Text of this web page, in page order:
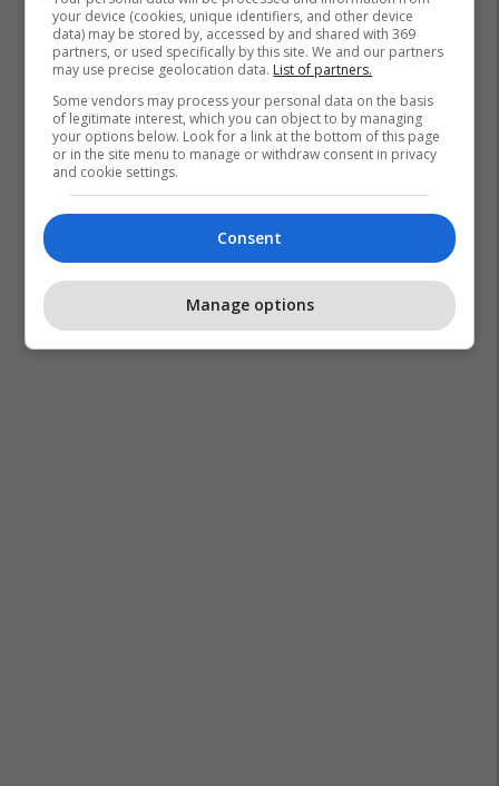
your device (cookies, unique identifiers, and other device
data) may be stored by, accessed by and shared with 369
partners, or used specifically by this site. We and our partners
may use precise geolocation data. List of partners.
Some vendors may process your personal data on the basis
of legitimate interest, which you can object to by managing
your options below. Look for a link at the bottom of this page
or in the site menu to manage or withdraw consent in privacy
and cookie settings.
Consent
Manage options